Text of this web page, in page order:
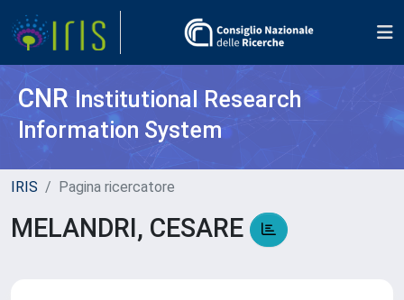
CNR Institutional Research
Information System
IRIS Pagina ricercatore
MELANDRI, CESARE